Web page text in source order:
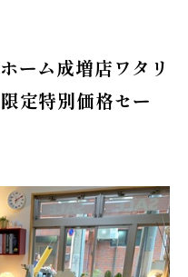
ーム成増店ワタリ
定特別価格セー